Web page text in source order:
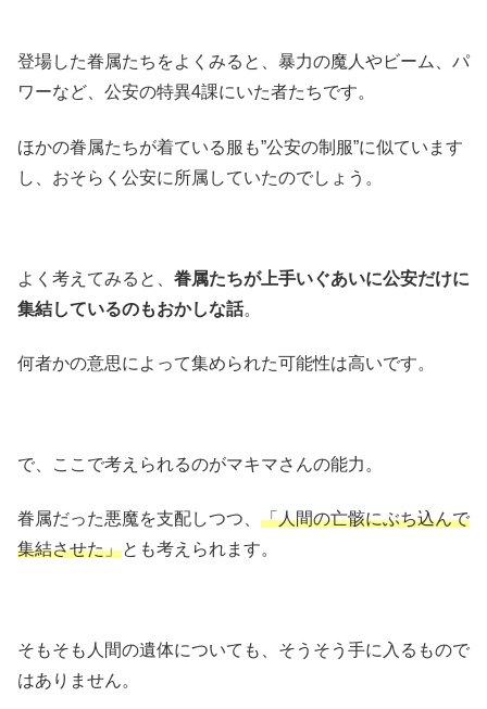
登場した眷属たちをよくみると、暴力の魔人やビーム、パ
ワーなど、公安の特異4課にいた者たちです。
ほかの眷属たちが着ている服も”公安の制服”に似ています
し、おそらく公安に所属していたのでしょう。
よく考えてみると、 眷属たちが上手いぐあいに公安だけに
集結しているのもおかしな話。
何者かの意思によって集められた可能性は高いです。
で、ここで考えられるのがマキマさんの能力。
眷属だった悪魔を支配しつつ、 「人間の亡骸にぶち込んで
集結させた」とも考えられます。
そもそも人間の遺体についても、そうそう手に入るもので
はありません。